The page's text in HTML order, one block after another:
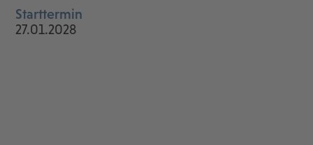
Starttermin
27.01.2028